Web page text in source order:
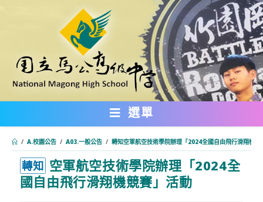
內
選單
/ A.校園公告 / A03.一般公告 / 轉知空軍航空技術學院辦理「2024全國自由飛行滑翔機競
轉知 空軍航空技術學院辦理「2024全
國自由飛行滑翔機競賽」活動